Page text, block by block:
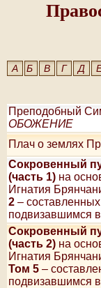
А Б В Г Д
Преподобный
ОБОЖЕНИЕ
Плач о землях
Сокровенный
(часть 1) на
Игнатия
2 –
подвизавшимся в
Сокровенный
(часть 2) на
Игнатия
Том 5 –
подвизавшимся в